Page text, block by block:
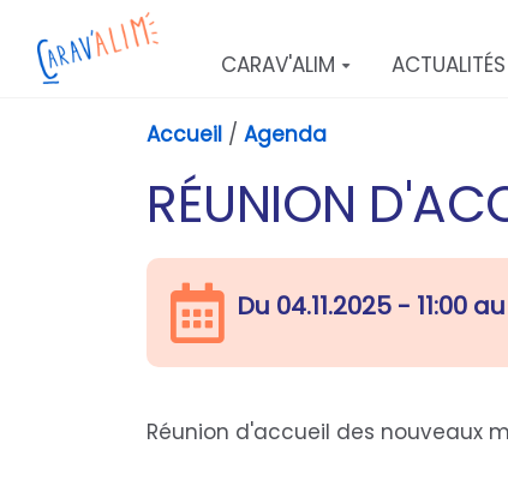
Aller au contenu principal
CARAV'ALIM
ACTUALITÉS
Accueil / Agenda
RÉUNION
Du 04.11.2025 - 11:00 au
Réunion d'accueil des nouveaux